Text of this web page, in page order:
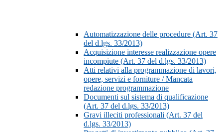
Automatizzazione delle procedure (Art. 37
del d.lgs. 33/2013)
Acquisizione interesse realizzazione opere
incompiute (Art. 37 del d.lgs. 33/2013)
Atti relativi alla programmazione di lavori,
opere, servizi e forniture / Mancata
redazione programmazione
Documenti sul sistema di qualificazione
(Art. 37 del d.lgs. 33/2013)
Gravi illeciti professionali (Art. 37 del
d.lgs. 33/2013)